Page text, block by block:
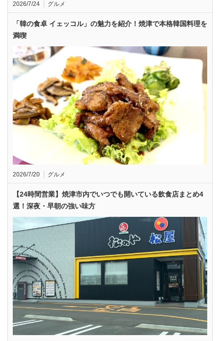
2026/7/24 グルメ
「韓の食卓 イェッコル」の魅力を紹介！焼津で本格韓国料理を
満喫
2026/7/20 グルメ
【24時間営業】焼津市内でいつでも開いている飲食店まとめ4
選！深夜・早朝の強い味方